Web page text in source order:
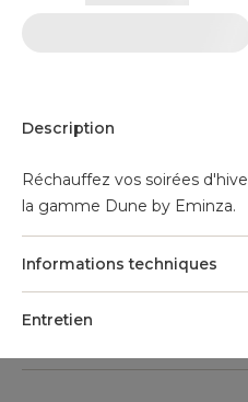
Description
Réchauffez vos soirées
la gamme Dune by Eminza.
Informations techniques
Entretien